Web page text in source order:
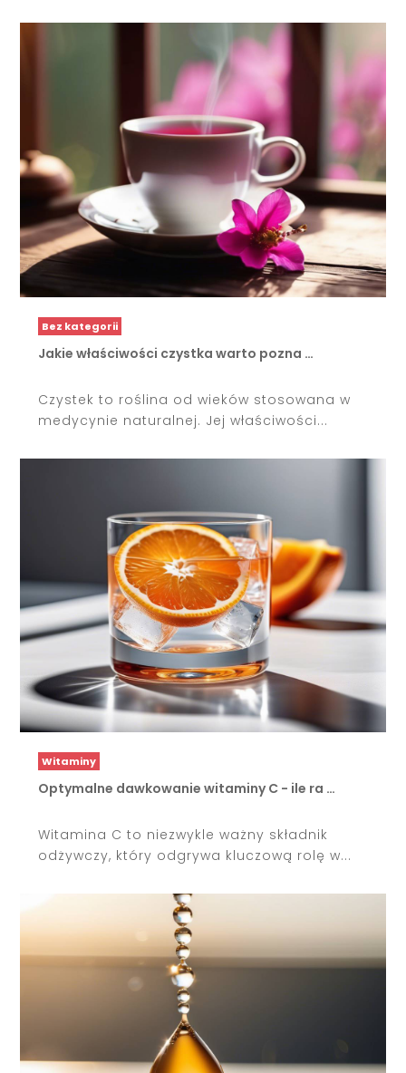
Bez kategorii
Jakie właściwości czystka warto pozna …
Czystek to roślina od wieków stosowana w
medycynie naturalnej. Jej właściwości...
Witaminy
Optymalne dawkowanie witaminy C - ile ra …
Witamina C to niezwykle ważny składnik
odżywczy, który odgrywa kluczową rolę w...